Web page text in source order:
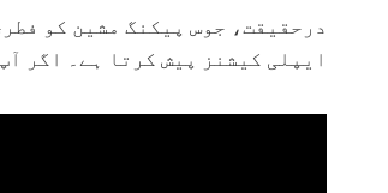
درحقیقت، جوس پیکنگ مشین کو
ایپلی کیشنز پیش کرتا ہے۔ اگر